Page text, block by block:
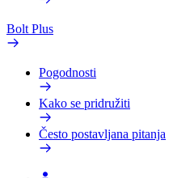
Bolt Plus
Pogodnosti
Kako se pridružiti
Često postavljana pitanja